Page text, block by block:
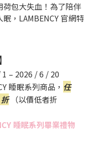
包大失血！為了陪伴
，LAMBENCY 官網特
– 2026 / 6 / 20
睡眠系列商品， 任
（以價低者折
睡眠系列畢業禮物